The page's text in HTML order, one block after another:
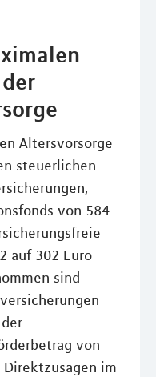
Altersvorsorge
steuerlichen
von 584
auf 302 Euro
sind
von
im